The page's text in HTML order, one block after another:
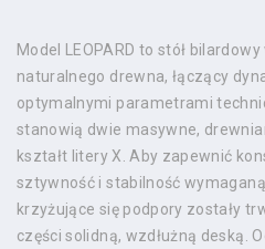
Model LEOPARD to stół
naturalnego drewna, łączący
optymalnymi parametrami
stanowią dwie masywne,
kształt litery X. Aby zapewnić
sztywność i stabilność
krzyżujące się podpory zostały
części solidną, wzdłużną deską.